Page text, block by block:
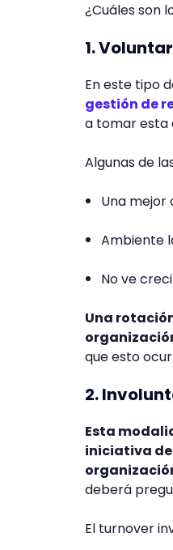
¿Cuáles son
1.
En este tipo
gestión de
a tomar esta
Algunas de
Una
Ambiente
No ve
Una
que esto
2.
Esta
iniciativa de
deberá
El turnover